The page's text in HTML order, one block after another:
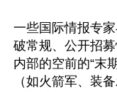
一些国际情报专
破常规、公开招
内部的空前的“末
（如火箭军、装